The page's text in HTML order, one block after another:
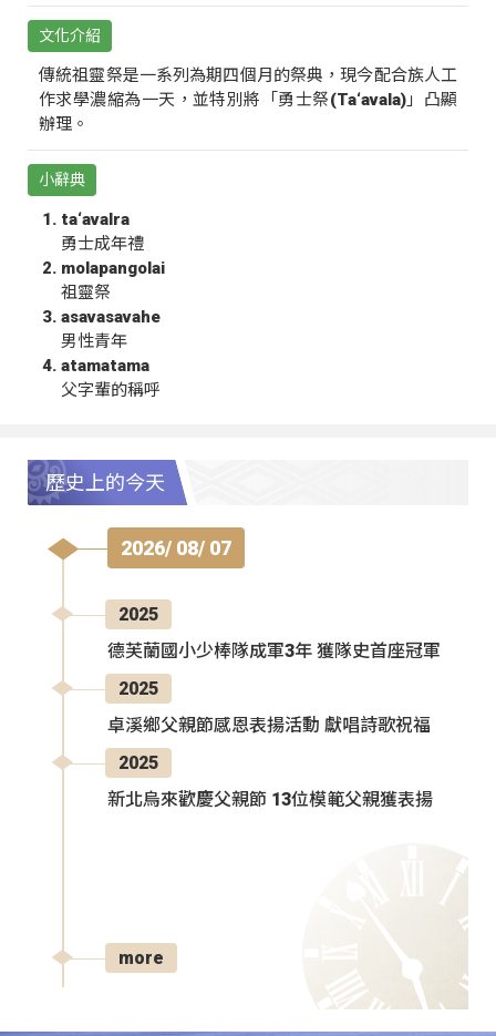
文化介紹
傳統祖靈祭是一系列為期四個月的祭典，現今配合族人工
作求學濃縮為一天，並特別將「勇士祭(Ta‘avala)」凸顯
辦理。
小辭典
ta‘avalra
勇士成年禮
molapangolai
祖靈祭
asavasavahe
男性青年
atamatama
父字輩的稱呼
歷史上的今天
2026/ 08/ 07
2025
德芙蘭國小少棒隊成軍3年 獲隊史首座冠軍
2025
卓溪鄉父親節感恩表揚活動 獻唱詩歌祝福
2025
新北烏來歡慶父親節 13位模範父親獲表揚
more